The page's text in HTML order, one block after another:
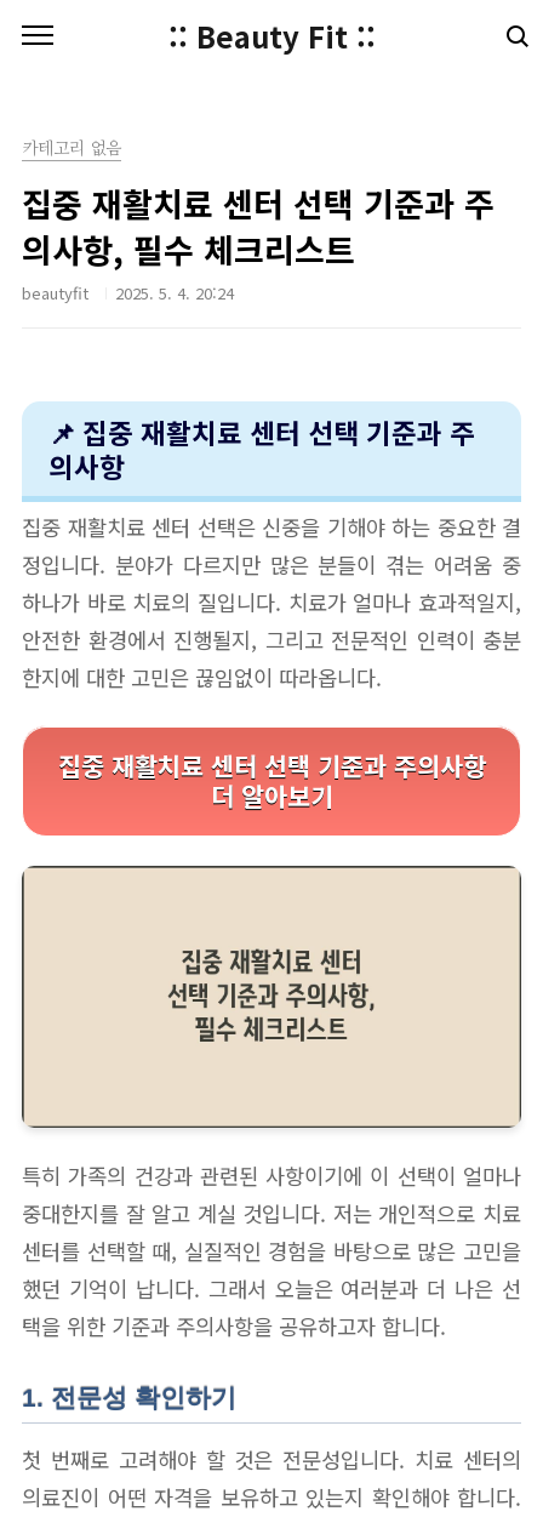
:: Beauty Fit ::
카테고리 없음
집중 재활치료 센터 선택 기준과 주
의사항, 필수 체크리스트
beautyfit 2025. 5. 4. 20:24
📌 집중 재활치료 센터 선택 기준과 주
의사항
집중 재활치료 센터 선택은 신중을 기해야 하는 중요한 결
정입니다. 분야가 다르지만 많은 분들이 겪는 어려움 중
하나가 바로 치료의 질입니다. 치료가 얼마나 효과적일지,
안전한 환경에서 진행될지, 그리고 전문적인 인력이 충분
한지에 대한 고민은 끊임없이 따라옵니다.
집중 재활치료 센터 선택 기준과 주의사항
더 알아보기
특히 가족의 건강과 관련된 사항이기에 이 선택이 얼마나
중대한지를 잘 알고 계실 것입니다. 저는 개인적으로 치료
센터를 선택할 때, 실질적인 경험을 바탕으로 많은 고민을
했던 기억이 납니다. 그래서 오늘은 여러분과 더 나은 선
택을 위한 기준과 주의사항을 공유하고자 합니다.
1. 전문성 확인하기
첫 번째로 고려해야 할 것은 전문성입니다. 치료 센터의
의료진이 어떤 자격을 보유하고 있는지 확인해야 합니다.